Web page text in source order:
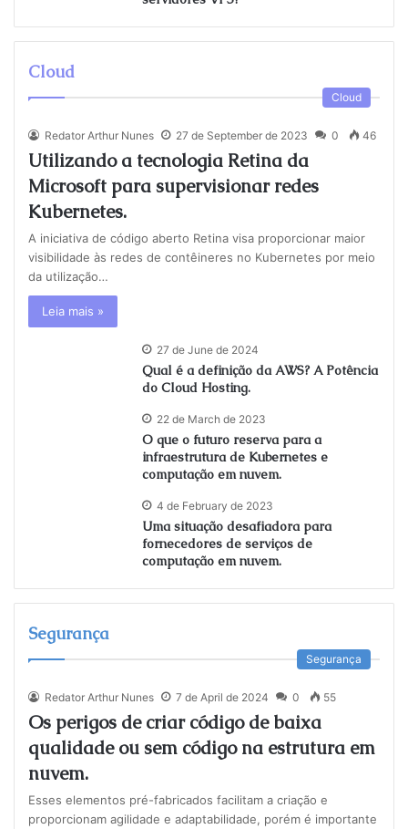
Cloud
Cloud
Redator Arthur Nunes 27 de September de 2023 0 46
Utilizando a tecnologia Retina da
Microsoft para supervisionar redes
Kubernetes.
A iniciativa de código aberto Retina visa proporcionar maior
visibilidade às redes de contêineres no Kubernetes por meio
da utilização…
Leia mais »
27 de June de 2024
Qual é a definição da AWS? A Potência
do Cloud Hosting.
22 de March de 2023
O que o futuro reserva para a
infraestrutura de Kubernetes e
computação em nuvem.
4 de February de 2023
Uma situação desafiadora para
fornecedores de serviços de
computação em nuvem.
Segurança
Segurança
Redator Arthur Nunes 7 de April de 2024 0 55
Os perigos de criar código de baixa
qualidade ou sem código na estrutura em
nuvem.
Esses elementos pré-fabricados facilitam a criação e
proporcionam agilidade e adaptabilidade, porém é importante